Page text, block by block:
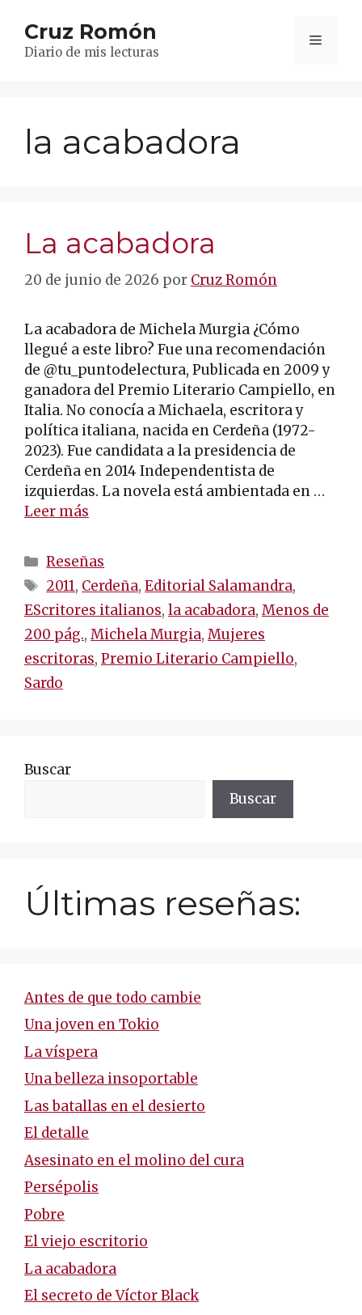
contenido
Cruz Romón
Diario de mis lecturas
Menú
la acabadora
La acabadora
20 de junio de 2026 por Cruz Romón
La acabadora de Michela Murgia ¿Cómo
llegué a este libro? Fue una recomendación
de @tu_puntodelectura, Publicada en 2009 y
ganadora del Premio Literario Campiello, en
Italia. No conocía a Michaela, escritora y
política italiana, nacida en Cerdeña (1972-
2023). Fue candidata a la presidencia de
Cerdeña en 2014 Independentista de
izquierdas. La novela está ambientada en …
Leer más
Categorías
Reseñas
Etiquetas
2011, Cerdeña,Editorial Salamandra,
EScritores italianos, la acabadora, Menos de
200 pág., Michela Murgia, Mujeres
escritoras, Premio Literario Campiello,
Sardo
Buscar
Buscar
Últimas reseñas:
Antes de que todo cambie
Una joven en Tokio
La víspera
Una belleza insoportable
Las batallas en el desierto
El detalle
Asesinato en el molino del cura
Persépolis
Pobre
El viejo escritorio
La acabadora
El secreto de Víctor Black